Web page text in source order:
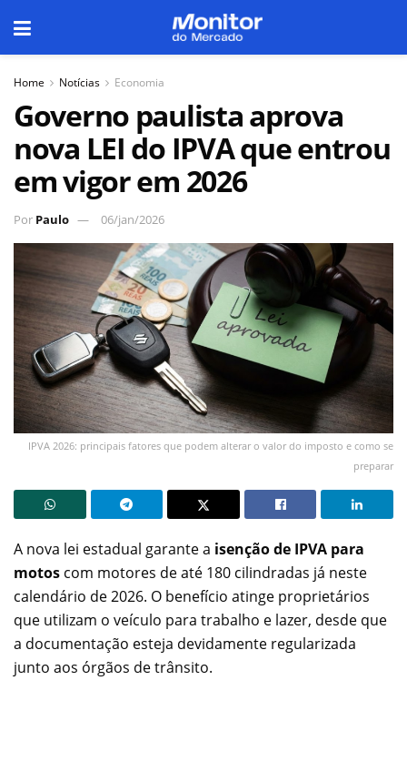
Home Notícias Economia
Governo paulista aprova
nova LEI do IPVA que entrou
em vigor em 2026
Por Paulo 06/jan/2026
IPVA 2026: principais fatores que podem alterar o valor do imposto e como se
preparar
A nova lei estadual garante a isenção de IPVA para
motos com motores de até 180 cilindradas já neste
calendário de 2026. O benefício atinge proprietários
que utilizam o veículo para trabalho e lazer, desde que
a documentação esteja devidamente regularizada
junto aos órgãos de trânsito.